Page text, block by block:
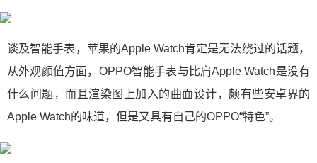
谈及智能手表，苹果的Apple Watch肯定是无法绕过的话题，
从外观颜值方面，OPPO智能手表与比肩Apple Watch是没有
什么问题，而且渲染图上加入的曲面设计，颇有些安卓界的
Apple Watch的味道，但是又具有自己的OPPO“特色”。